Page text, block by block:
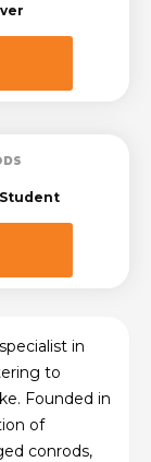
in
to
Founded in
of
conrods,